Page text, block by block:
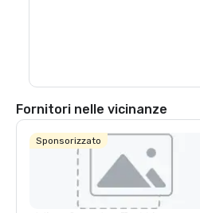
Fornitori nelle vicinanze
Sponsorizzato